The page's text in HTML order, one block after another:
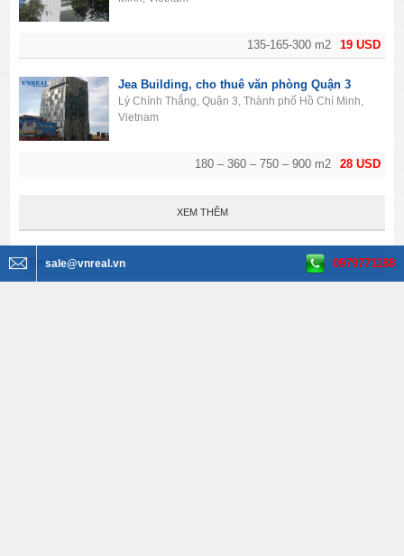
19 USD
135-165-300 m2
28 USD
180 – 360 – 750 – 900 m2
Jea Building, cho thuê văn phòng Quận 3
Lý Chính Thắng, Quận 3, Thành phố Hồ Chí Minh,
Vietnam
XEM THÊM
Tìm kiếm BĐS
sale@vnreal.vn 0979771188